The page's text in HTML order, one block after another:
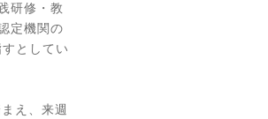
研修・教
定機関の
としてい
え、来週